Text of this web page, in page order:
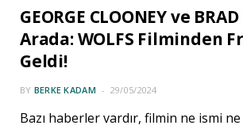
GEORGE CLOONEY ve
Arada: WOLFS Filminden
Geldi!
BY BERKE KADAM 29/05/2024
Bazı haberler vardır, filmin ne ismi